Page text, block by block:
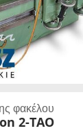
φακέλου
2-TAO